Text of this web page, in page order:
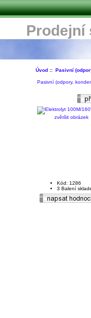
Prodejní
Úvod:: Pasivní
Pasivní (odpory,
zvětšit obrázek
Kód: 1286
3 Balení